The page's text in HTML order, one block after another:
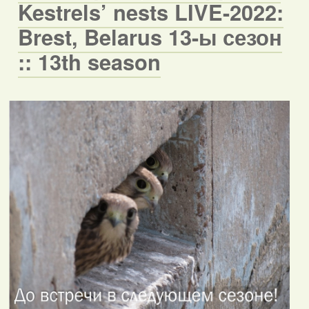
Kestrels’ nests LIVE-2022:
Brest, Belarus 13-ы сезон
:: 13th season